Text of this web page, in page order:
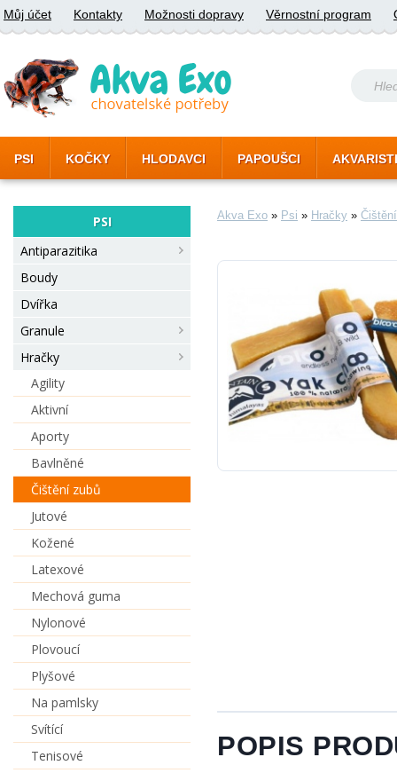
Můj účet Kontakty Možnosti dopravy Věrnostní program
PSI KOČKY HLODAVCI PAPOUŠCI
PSI
Antiparazitika
Boudy
Dvířka
Granule
Hračky
Agility
Aktivní
Aporty
Bavlněné
Čištění zubů
Jutové
Kožené
Latexové
Mechová guma
Nylonové
Plovoucí
Plyšové
Na pamlsky
Svítící
Tenisové
Akva Exo » Psi » Hračky »
POPIS